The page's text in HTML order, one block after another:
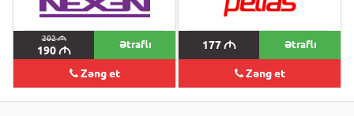
202M
190M Ətraflı
Zəng et
177M Ətraflı
Zəng et